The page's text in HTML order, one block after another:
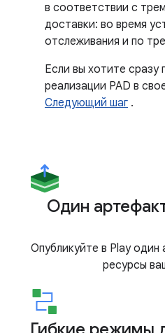
в соответствии с
доставки: во время
отслеживания и по
Если вы хотите сразу
реализации PAD в
Следующий шаг .
Один
Опубликуйте в Play один
ресурсы